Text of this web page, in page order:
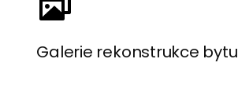
Galerie rekonstrukce bytu